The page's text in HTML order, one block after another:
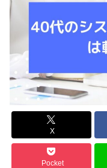
X
Pocket